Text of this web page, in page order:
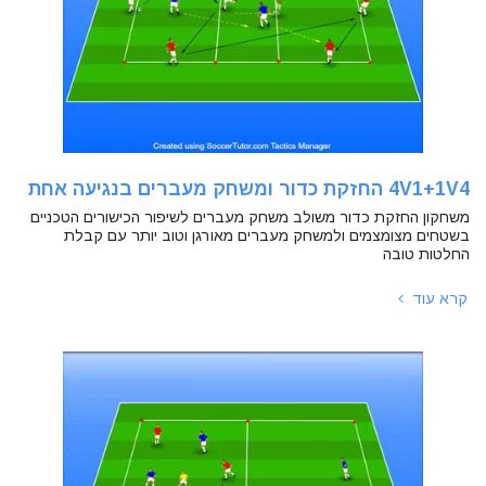
4V1+1V4 החזקת כדור ומשחק מעברים בנגיעה אחת
משחקון החזקת כדור משולב משחק מעברים לשיפור הכישורים הטכניים
בשטחים מצומצמים ולמשחק מעברים מאורגן וטוב יותר עם קבלת
החלטות טובה
קרא עוד